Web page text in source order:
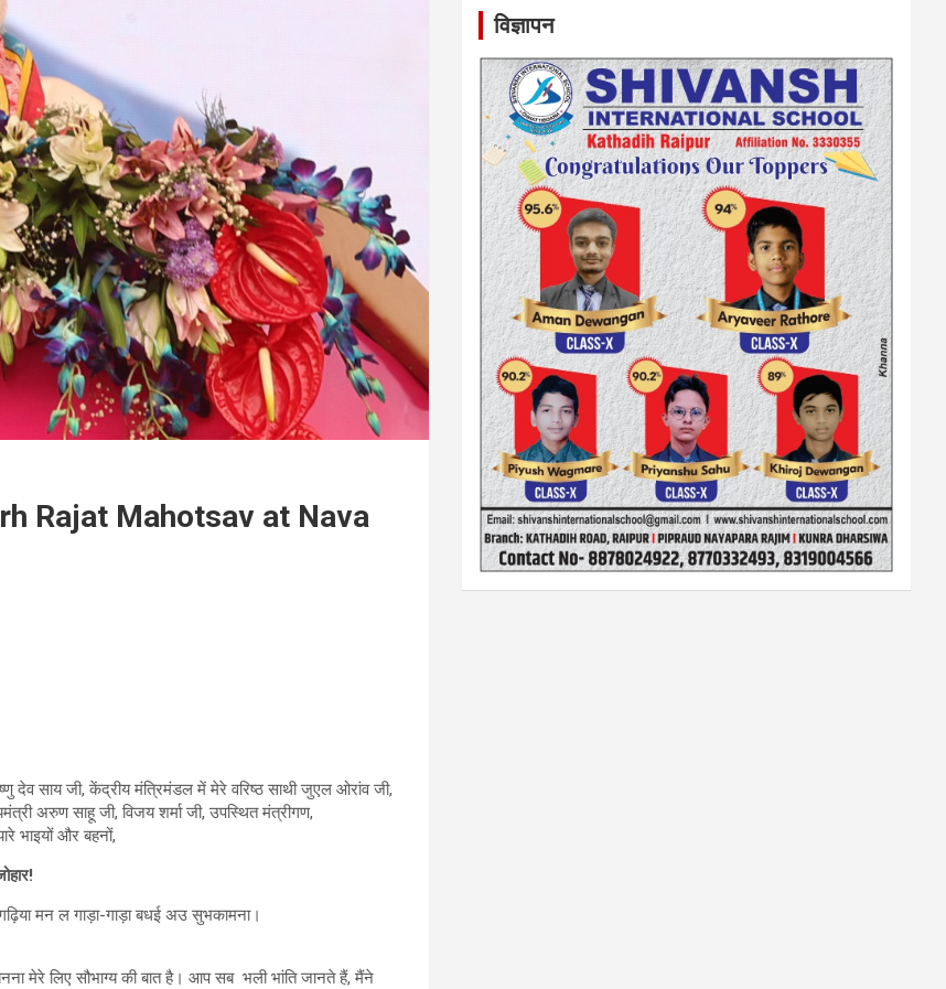
Rajat Mahotsav at Nava
देव साय जी, केंद्रीय मंत्रिमंडल में मेरे वरिष्ठ साथी जुएल ओरांव जी,
अरुण साहू जी, विजय शर्मा जी, उपस्थित मंत्रीगण,
भाइयों और बहनों,
मन ल गाड़ा-गाड़ा बधई अउ सुभकामना।
मेरे लिए सौभाग्य की बात है। आप सब भली भांति जानते हैं, मैंने
विज्ञापन